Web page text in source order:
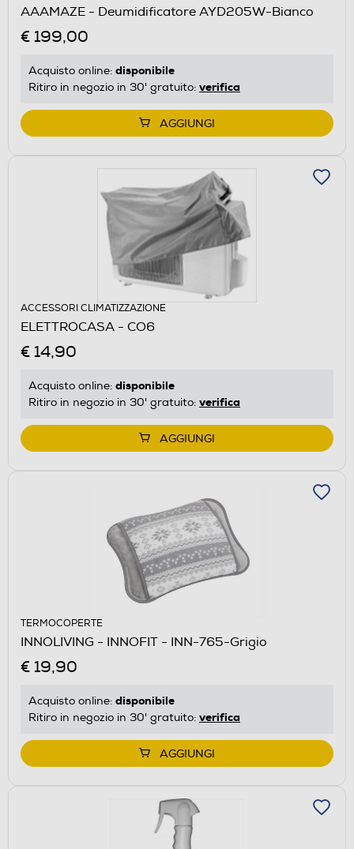
AAAMAZE - Deumidificatore AYD205W-Bianco
€ 199,00
Acquisto online: disponibile
Ritiro in negozio in 30' gratuito: verifica
AGGIUNGI
ACCESSORI CLIMATIZZAZIONE
ELETTROCASA - CO6
€ 14,90
Acquisto online: disponibile
Ritiro in negozio in 30' gratuito: verifica
AGGIUNGI
TERMOCOPERTE
INNOLIVING - INNOFIT - INN-765-Grigio
€ 19,90
Acquisto online: disponibile
Ritiro in negozio in 30' gratuito: verifica
AGGIUNGI